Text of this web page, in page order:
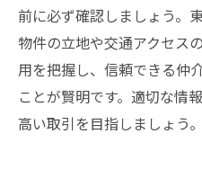
前に必ず確認しましょう。
物件の立地や交通アクセス
用を把握し、信頼できる仲
ことが賢明です。適切な情
高い取引を目指しましょう。